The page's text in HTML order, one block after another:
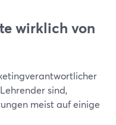
wirklich von
sind,
meist auf einige